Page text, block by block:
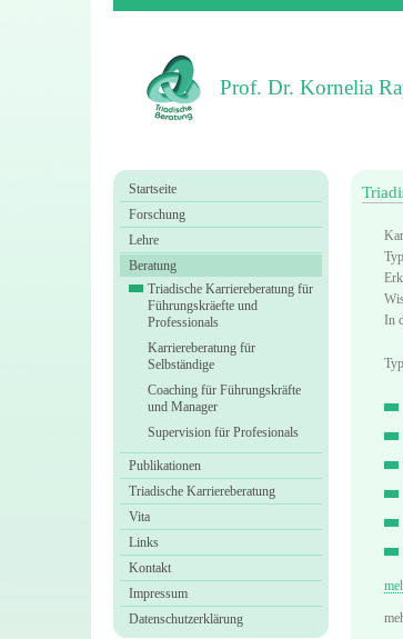
Prof. Dr. Kornelia
Startseite
Forschung
Lehre
Beratung
Triadische Karriereberatung für
Führungskräefte und
Professionals
Karriereberatung für
Selbständige
Coaching für Führungskräfte
und Manager
Supervision für Profesionals
Publikationen
Triadische Karriereberatung
Vita
Links
Kontakt
Impressum
Datenschutzerklärung
In